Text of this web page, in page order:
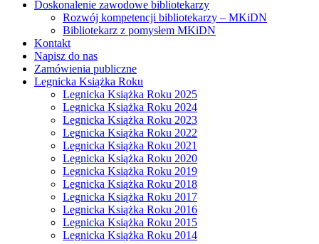
Doskonalenie zawodowe bibliotekarzy
Rozwój kompetencji bibliotekarzy – MKiDN
Bibliotekarz z pomysłem MKiDN
Kontakt
Napisz do nas
Zamówienia publiczne
Legnicka Książka Roku
Legnicka Książka Roku 2025
Legnicka Książka Roku 2024
Legnicka Książka Roku 2023
Legnicka Książka Roku 2022
Legnicka Książka Roku 2021
Legnicka Książka Roku 2020
Legnicka Książka Roku 2019
Legnicka Książka Roku 2018
Legnicka Książka Roku 2017
Legnicka Książka Roku 2016
Legnicka Książka Roku 2015
Legnicka Książka Roku 2014